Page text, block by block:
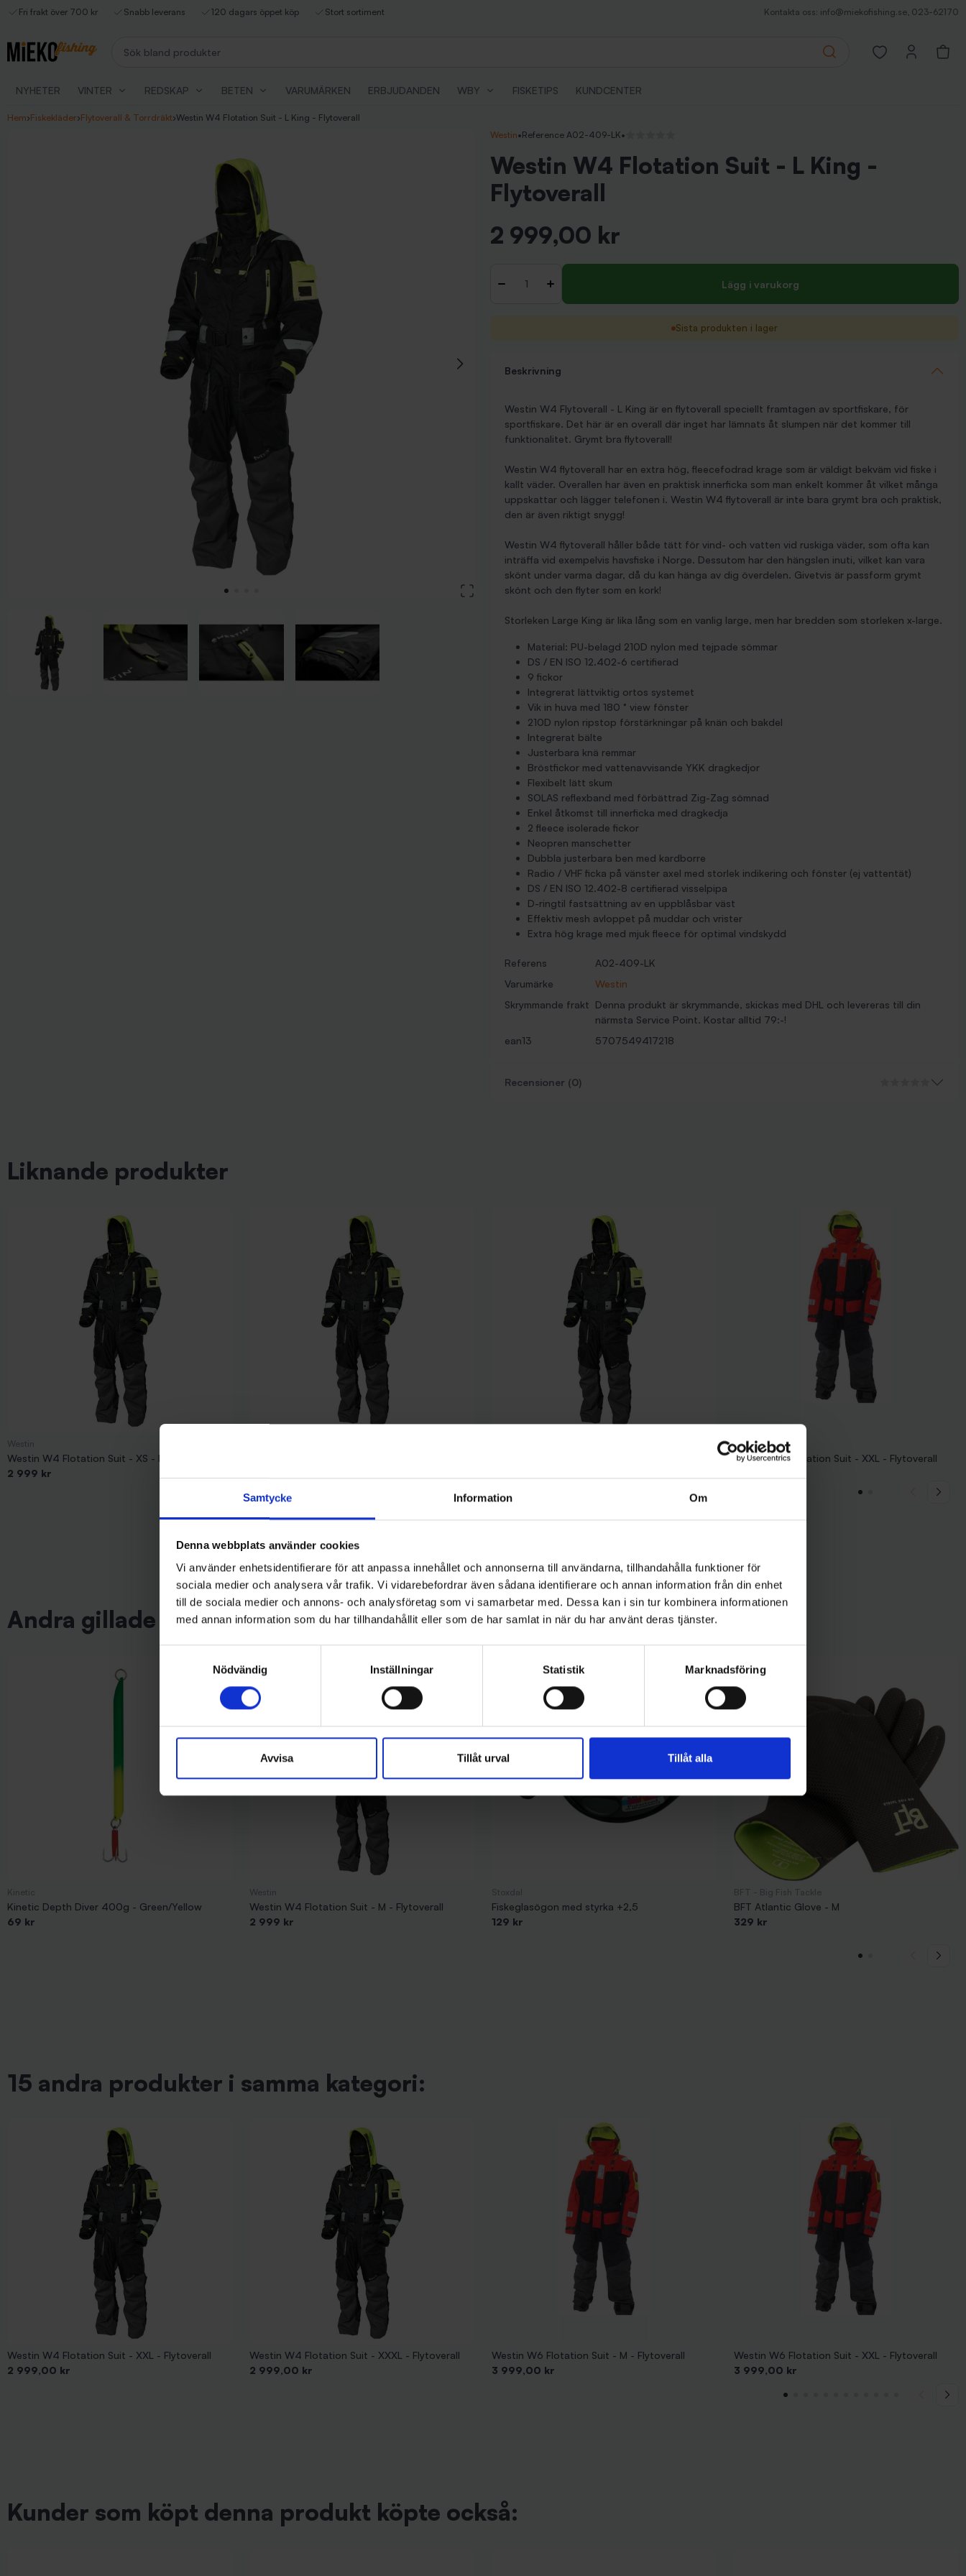
Samtycke Information Om
Denna webbplats använder cookies
Vi använder enhetsidentifierare för att anpassa innehållet och annonserna till användarna, tillhandahålla funktioner för
sociala medier och analysera vår trafik. Vi vidarebefordrar även sådana identifierare och annan information från din enhet
till de sociala medier och annons- och analysföretag som vi samarbetar med. Dessa kan i sin tur kombinera informationen
med annan information som du har tillhandahållit eller som de har samlat in när du har använt deras tjänster.
Nödvändig
Inställningar Statistik Marknadsföring
Avvisa Tillåt urval Tillåt alla
Fri frakt över 700 kr Snabb leverans 120 dagars öppet köp Stort sortiment Kontakta oss: info@miekofishing.se, 023-62170
Search
Open favorites
NYHETER VINTER REDSKAP BETEN VARUMÄRKEN ERBJUDANDEN WBY FISKETIPS KUNDCENTER
Hem›Fiskekläder›Flytoverall & Torrdräkt›Westin W4 Flotation Suit - L King - Flytoverall
View large image
Westin•Reference A02-409-LK•
Westin W4 Flotation Suit - L King -
Flytoverall
2 999,00 kr
- + Lägg i varukorg
Sista produkten i lager
Beskrivning
Westin W4 Flytoverall - L King är en flytoverall speciellt framtagen av sportfiskare, för
sportfiskare. Det här är en overall där inget har lämnats åt slumpen när det kommer till
funktionalitet. Grymt bra flytoverall!
Westin W4 flytoverall har en extra hög, fleecefodrad krage som är väldigt bekväm vid fiske i
kallt väder. Overallen har även en praktisk innerficka som man enkelt kommer åt vilket många
uppskattar och lägger telefonen i. Westin W4 flytoverall är inte bara grymt bra och praktisk,
den är även riktigt snygg!
Westin W4 flytoverall håller både tätt för vind- och vatten vid ruskiga väder, som ofta kan
inträffa vid exempelvis havsfiske i Norge. Dessutom har den hängslen inuti, vilket kan vara
skönt under varma dagar, då du kan hänga av dig överdelen. Givetvis är passform grymt
skönt och den flyter som en kork!
Storleken Large King är lika lång som en vanlig large, men har bredden som storleken x-large.
Material: PU-belagd 210D nylon med tejpade sömmar
DS / EN ISO 12.402-6 certifierad
9 fickor
Integrerat lättviktig ortos systemet
Vik in huva med 180 ° view fönster
210D nylon ripstop förstärkningar på knän och bakdel
Integrerat bälte
Justerbara knä remmar
Bröstfickor med vattenavvisande YKK dragkedjor
Flexibelt lätt skum
SOLAS reflexband med förbättrad Zig-Zag sömnad
Enkel åtkomst till innerficka med dragkedja
2 fleece isolerade fickor
Neopren manschetter
Dubbla justerbara ben med kardborre
Radio / VHF ficka på vänster axel med storlek indikering och fönster (ej vattentät)
DS / EN ISO 12.402-8 certifierad visselpipa
D-ringtil fastsättning av en uppblåsbar väst
Effektiv mesh avloppet på muddar och vrister
Extra hög krage med mjuk fleece för optimal vindskydd
Referens
A02-409-LK
Varumärke
Westin
Skrymmande frakt Denna produkt är skrymmande, skickas med DHL och levereras till din
närmsta Service Point. Kostar alltid 79:-!
ean13
5707549417218
Recensioner (0)
Liknande produkter
Westin W4 Flotation Suit - XS - Flytoverall
2 999 kr
Westin
Westin W6 Flotation Suit - XXL - Flytoverall
Andra gillade även
Kinetic Depth Diver 400g - Green/Yellow
69 kr
Westin W4 Flotation Suit - M - Flytoverall
2 999 kr
Fiskeglasögon med styrka +2,5
129 kr
BFT Atlantic Glove - M
329 kr
15 andra produkter i samma kategori:
Westin W4 Flotation Suit - XXL - Flytoverall
Pris
2 999,00 kr
Westin W4 Flotation Suit - XXXL - Flytoverall
Pris
2 999,00 kr
Westin W6 Flotation Suit - M - Flytoverall
Pris
3 999,00 kr
Westin W6 Flotation Suit - XXL - Flytoverall
Pris
3 999,00 kr
Kunder som köpt denna produkt köpte också: